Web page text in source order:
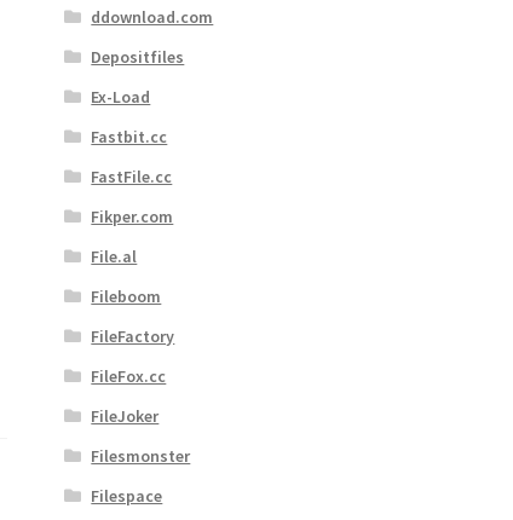
ddownload.com
Depositfiles
Ex-Load
Fastbit.cc
FastFile.cc
Fikper.com
File.al
Fileboom
FileFactory
FileFox.cc
FileJoker
Filesmonster
Filespace